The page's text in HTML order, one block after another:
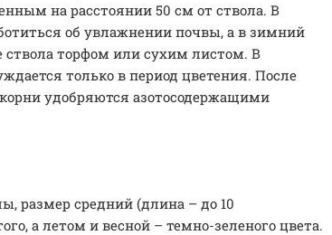
на расстоянии 50 см от ствола. В
об увлажнении почвы, а в зимний
ствола торфом или сухим листом. В
только в период цветения. После
удобряются азотосодержащими
размер средний (длина – до 10
а летом и весной – темно-зеленого цвета.